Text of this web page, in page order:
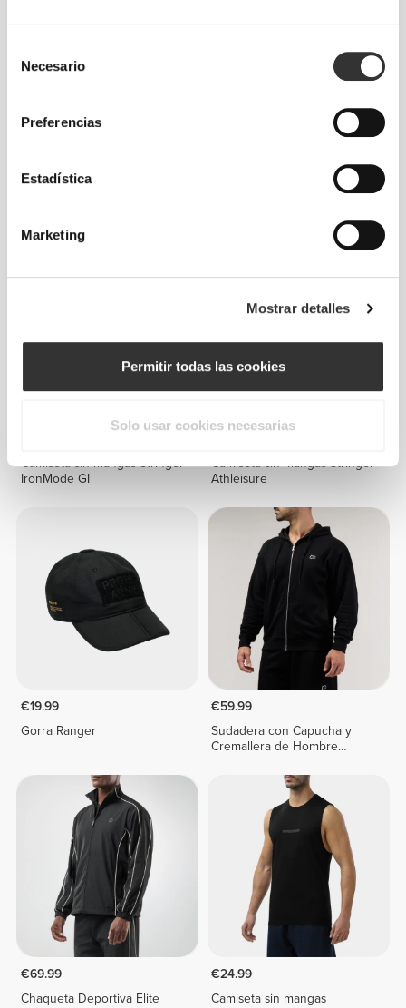
Necesario
Preferencias
Estadística
Marketing
Mostrar detalles
Permitir todas las cookies
Solo usar cookies necesarias
€84.99
Camiseta sin mangas Stringer
IronMode GI
Camiseta sin mangas Stringer
Athleisure
€19.99
Gorra Ranger
€59.99
Sudadera con Capucha y
Cremallera de Hombre
€69.99
Chaqueta Deportiva Elite
€24.99
Camiseta sin mangas